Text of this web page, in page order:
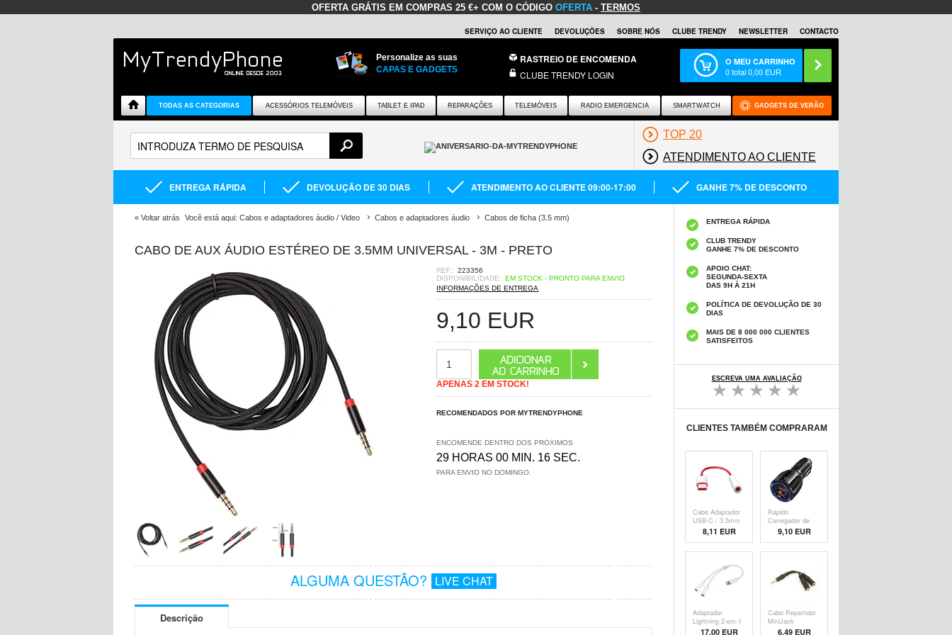
OFERTA GRÁTIS EM COMPRAS 25 €+ COM O CÓDIGO OFERTA - TERMOS
SERVIÇO AO CLIENTE DEVOLUÇÕES SOBRE NÓS CLUBE TRENDY NEWSLETTER CONTACTO
Personalize as suas
CAPAS E GADGETS
RASTREIO DE ENCOMENDA
CLUBE TRENDY LOGIN
O MEU CARRINHO
0total0,00 EUR
TODAS AS CATEGORIAS ACESSÓRIOS TELEMÓVEIS TABLET E IPAD REPARAÇÕES TELEMÓVEIS RADIO EMERGENCIA SMARTWATCH GADGETS DE VERÃO
TOP 20
ATENDIMENTO AO CLIENTE
ENTREGA RÁPIDA DEVOLUÇÃO DE 30 DIAS ATENDIMENTO AO CLIENTE 09:00-17:00 GANHE 7% DE DESCONTO
« Voltar atrás Você está aqui: Cabos e adaptadores áudio / Video Cabos e adaptadores áudio Cabos de ficha (3.5 mm)
CABO DE AUX ÁUDIO ESTÉREO DE 3.5MM UNIVERSAL - 3M - PRETO
REF.: 223356
DISPONIBILIDADE: EM STOCK - PRONTO PARA ENVIO
INFORMAÇÕES DE ENTREGA
9,10 EUR
APENAS 2 EM STOCK!
RECOMENDADOS POR MYTRENDYPHONE
ENCOMENDE DENTRO DOS PRÓXIMOS
29 HORAS 00 MIN. 16 SEC.
PARA ENVIO NO DOMINGO.
ALGUMA QUESTÃO? LIVE CHAT
Descrição
ENTREGA RÁPIDA
CLUB TRENDY
GANHE 7% DE DESCONTO
APOIO CHAT:
SEGUNDA-SEXTA
DAS 9H À 21H
POLÍTICA DE DEVOLUÇÃO DE 30
DIAS
MAIS DE 8 000 000 CLIENTES
SATISFEITOS
ESCREVA UMA AVALIAÇÃO
CLIENTES TAMBÉM COMPRARAM
Cabo Adaptador
USB-C / 3.5mm
OnePlus - Bulk -
Vermelho /
Branco
8,11 EUR
Rápido
Carregador de
Carro 3.0 30W -
2 x USB - Preto
9,10 EUR
Adaptador
Lightning 2-em-1
para17,00 EUR
Cabo Repartidor
MiniJack
Sandberg
6,49 EUR